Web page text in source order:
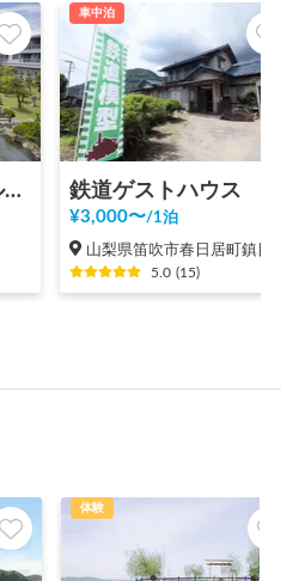
シャトレーゼホテル石和
車中泊
¥3,000〜/1泊
山梨県笛吹市春日居町鎮目
5.0 (15)
体験